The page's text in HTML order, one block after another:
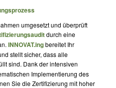
umgesetzt und überprüft
durch eine
INNOVAT.ingbereitet Ihr
stellt sicher, dass alle
sind. Dank der intensiven
Implementierung des
Sie die Zertifizierung mit hoher